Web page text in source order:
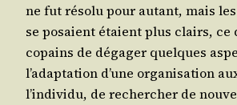
ne fut réso­lu pour autant, mais
se posaient étaient plus clairs,
copains de déga­ger quelques
l’a­dap­ta­tion d’une orga­ni­sa­tion
l’in­di­vi­du, de recher­cher de